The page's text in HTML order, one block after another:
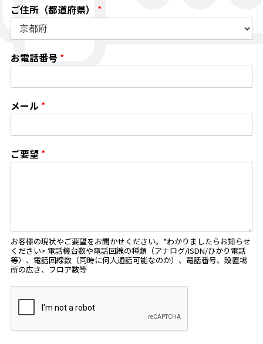
ご住所（都道府県） *
お電話番号 *
メール *
ご要望 *
お客様の現状やご要望をお聞かせください。*わかりましたらお知らせ
ください> 電話機台数や電話回線の種類（アナログ/ISDN/ひかり電話
等）、電話回線数（同時に何人通話可能なのか）、電話番号、設置場
所の広さ、フロア数等